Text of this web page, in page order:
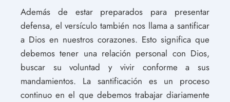
Además de estar preparados para presentar
defensa, el versículo también nos llama a santificar
a Dios en nuestros corazones. Esto significa que
debemos tener una relación personal con Dios,
buscar su voluntad y vivir conforme a sus
mandamientos. La santificación es un proceso
continuo en el que debemos trabajar diariamente